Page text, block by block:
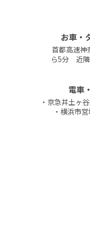
お車・
首都高速神
ら5分 近隣
電車
・京急井土ヶ
・横浜市